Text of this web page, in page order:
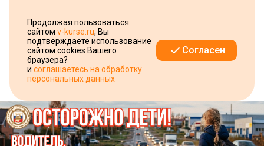
Продолжая пользоваться
сайтом v-kurse.ru, Вы
подтверждаете использование
сайтом cookies Вашего
браузера?
и соглашаетесь на обработку
персональных данных
Согласен